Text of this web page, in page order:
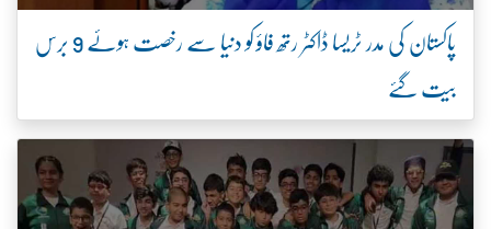
پاکستان کی مدر ٹریسا ڈاکٹر رتھ فاؤ کو دنیا سے رخصت ہوئے 9 برس
بیت گئے